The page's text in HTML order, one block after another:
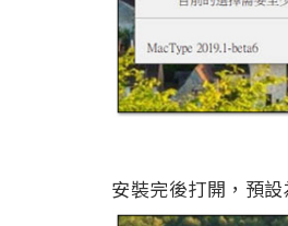
安裝完後打開，預